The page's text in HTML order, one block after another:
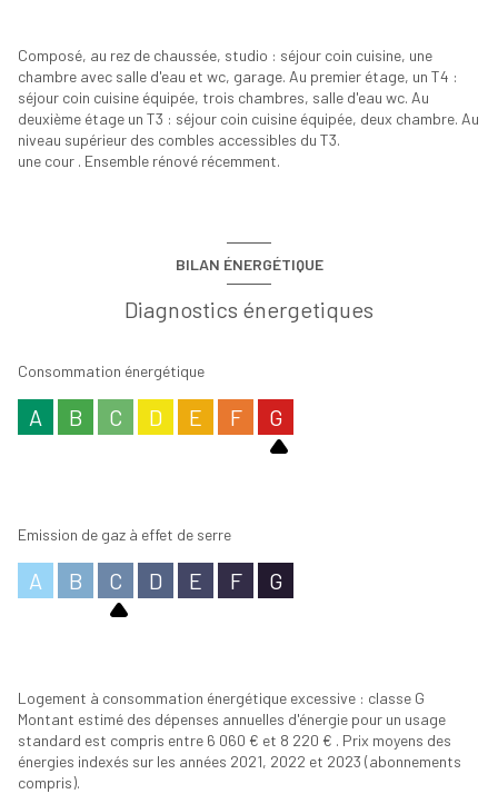
Composé, au rez de chaussée, studio : séjour coin cuisine, une
chambre avec salle d'eau et wc, garage. Au premier étage, un T4 :
séjour coin cuisine équipée, trois chambres, salle d'eau wc. Au
deuxième étage un T3 : séjour coin cuisine équipée, deux chambre. Au
niveau supérieur des combles accessibles du T3.
une cour . Ensemble rénové récemment.
BILAN ÉNERGÉTIQUE
Diagnostics énergetiques
Consommation énergétique
A B C D E F G
Emission de gaz à effet de serre
A B C D E F G
Logement à consommation énergétique excessive : classe G
Montant estimé des dépenses annuelles d'énergie pour un usage
standard est compris entre 6 060 € et 8 220 € . Prix moyens des
énergies indexés sur les années 2021, 2022 et 2023 (abonnements
compris).